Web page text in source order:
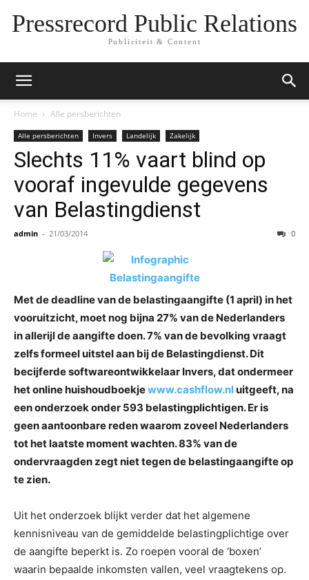
Pressrecord Public Relations
Publiciteit & Content
Home Alle persberichten
Alle persberichten Invers Landelijk Zakelijk
Slechts 11% vaart blind op
vooraf ingevulde gegevens
van Belastingdienst
admin - 21/03/2014 0
Met de deadline van de belastingaangifte (1 april) in het
vooruitzicht, moet nog bijna 27% van de Nederlanders
in allerijl de aangifte doen. 7% van de bevolking vraagt
zelfs formeel uitstel aan bij de Belastingdienst. Dit
becijferde softwareontwikkelaar Invers, dat ondermeer
het online huishoudboekjewww.cashflow.nluitgeeft, na
een onderzoek onder 593 belastingplichtigen. Er is
geen aantoonbare reden waarom zoveel Nederlanders
tot het laatste moment wachten. 83% van de
ondervraagden zegt niet tegen de belastingaangifte op
te zien.
Uit het onderzoek blijkt verder dat het algemene
kennisniveau van de gemiddelde belastingplichtige over
de aangifte beperkt is. Zo roepen vooral de ‘boxen’
waarin bepaalde inkomsten vallen, veel vraagtekens op.